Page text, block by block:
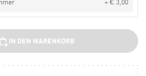
+ € 3,00
IN DEN WARENKORB